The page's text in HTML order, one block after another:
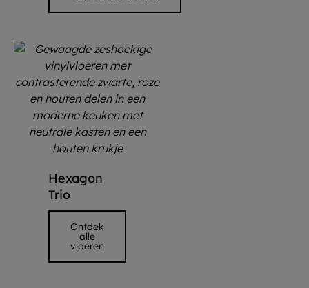
Hexagon
Trio
Ontdek
alle
vloeren